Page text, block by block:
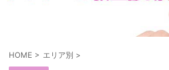
HOME > エリア別 >